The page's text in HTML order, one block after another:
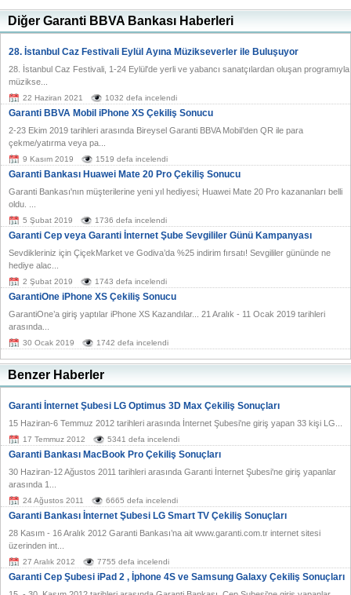
Diğer Garanti BBVA Bankası Haberleri
28. İstanbul Caz Festivali Eylül Ayına Müzikseverler ile Buluşuyor
28. İstanbul Caz Festivali, 1-24 Eylül'de yerli ve yabancı sanatçılardan oluşan programıyla
müzikse...
22 Haziran 2021 1032 defa incelendi
Garanti BBVA Mobil iPhone XS Çekiliş Sonucu
2-23 Ekim 2019 tarihleri arasında Bireysel Garanti BBVA Mobil’den QR ile para
çekme/yatırma veya pa...
9 Kasım 2019 1519 defa incelendi
Garanti Bankası Huawei Mate 20 Pro Çekiliş Sonucu
Garanti Bankası'nın müşterilerine yeni yıl hediyesi; Huawei Mate 20 Pro kazananları belli
oldu. ...
5 Şubat 2019 1736 defa incelendi
Garanti Cep veya Garanti İnternet Şube Sevgililer Günü Kampanyası
Sevdikleriniz için ÇiçekMarket ve Godiva’da %25 indirim fırsatı! Sevgililer gününde ne
hediye alac...
2 Şubat 2019 1743 defa incelendi
GarantiOne iPhone XS Çekiliş Sonucu
GarantiOne’a giriş yaptılar iPhone XS Kazandılar... 21 Aralık - 11 Ocak 2019 tarihleri
arasında...
30 Ocak 2019 1742 defa incelendi
Benzer Haberler
Garanti İnternet Şubesi LG Optimus 3D Max Çekiliş Sonuçları
15 Haziran-6 Temmuz 2012 tarihleri arasında İnternet Şubesi'ne giriş yapan 33 kişi LG...
17 Temmuz 2012 5341 defa incelendi
Garanti Bankası MacBook Pro Çekiliş Sonuçları
30 Haziran-12 Ağustos 2011 tarihleri arasında Garanti İnternet Şubesi'ne giriş yapanlar
arasında 1...
24 Ağustos 2011 6665 defa incelendi
Garanti Bankası İnternet Şubesi LG Smart TV Çekiliş Sonuçları
28 Kasım - 16 Aralık 2012 Garanti Bankası’na ait www.garanti.com.tr internet sitesi
üzerinden int...
27 Aralık 2012 7755 defa incelendi
Garanti Cep Şubesi iPad 2 , İphone 4S ve Samsung Galaxy Çekiliş Sonuçları